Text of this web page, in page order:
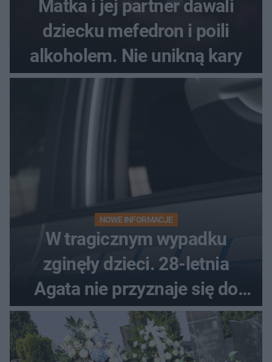
Matka i jej partner dawali
dziecku mefedron i poili
alkoholem. Nie unikną kary
NOWE INFORMACJE
W tragicznym wypadku
zginęły dzieci. 28-letnia
Agata nie przyznaje się do
winy